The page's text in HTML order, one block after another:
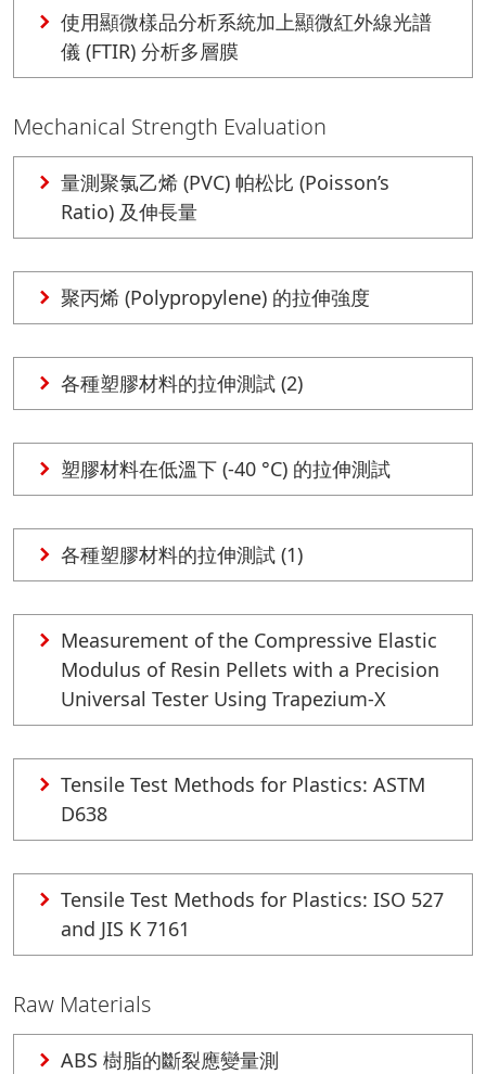
使用顯微樣品分析系統加上顯微紅外線光譜
儀 (FTIR) 分析多層膜
Mechanical Strength Evaluation
量測聚氯乙烯 (PVC) 帕松比 (Poisson’s
Ratio) 及伸長量
聚丙烯 (Polypropylene) 的拉伸強度
各種塑膠材料的拉伸測試 (2)
塑膠材料在低溫下 (-40 °C) 的拉伸測試
各種塑膠材料的拉伸測試 (1)
Measurement of the Compressive Elastic
Modulus of Resin Pellets with a Precision
Universal Tester Using Trapezium-X
Tensile Test Methods for Plastics: ASTM
D638
Tensile Test Methods for Plastics: ISO 527
and JIS K 7161
Raw Materials
ABS 樹脂的斷裂應變量測